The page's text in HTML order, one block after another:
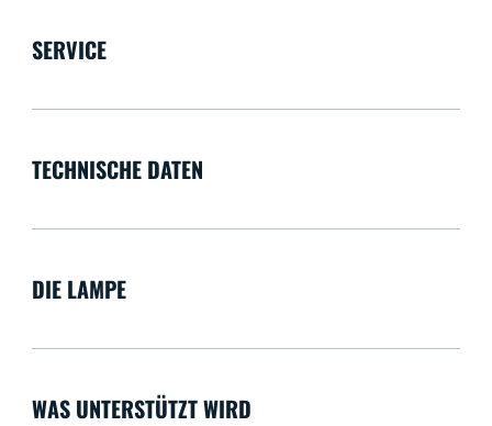
SERVICE
TECHNISCHE DATEN
DIE LAMPE
WAS UNTERSTÜTZT WIRD